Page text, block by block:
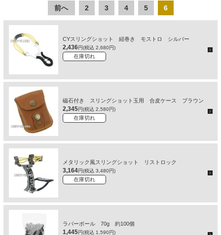
前へ 2 3 4 5 6
CYスリングショット 紐巻き モストロ シルバー
2,436円(税込 2,680円)
在庫切れ
磁石付き スリングショット玉用 合皮ケース ブラウン
2,345円(税込 2,580円)
在庫切れ
メタリック風スリングショット リストロック
3,164円(税込 3,480円)
在庫切れ
ラバーボール 70g 約100個
1,445円(税込 1,590円)